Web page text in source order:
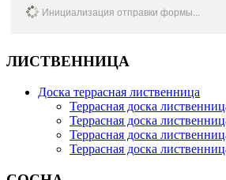
Инициализация отправки формы...
ЛИСТВЕННИЦА
Доска террасная лиственница
Террасная доска
Террасная доска
Террасная доска
Террасная доска